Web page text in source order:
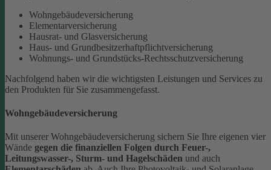
Wohngebäudeversicherung
Elementarversicherung
Hausrat- und Glasversicherung
Haus- und Grundbesitzerhaftpflichtversicherung
Wohnungs- und Grundstücks-Rechtsschutzversicherung
Nachfolgend haben wir die wichtigsten Leistungen und Services zu
den Produkten für Sie zusammengefasst.
Wohngebäudeversicherung
Mit unserer Wohngebäudeversicherung sichern Sie Ihre eigenen vier
Wände gegen die finanziellen Folgen durch Feuer-,
Leitungswasser-, Sturm- und Hagelschäden und auch